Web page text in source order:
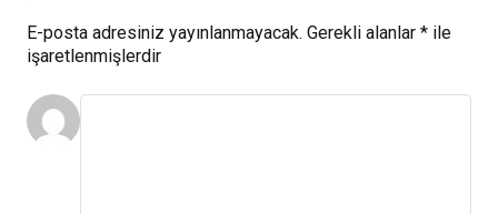
E-posta adresiniz yayınlanmayacak. Gerekli alanlar * ile
işaretlenmişlerdir